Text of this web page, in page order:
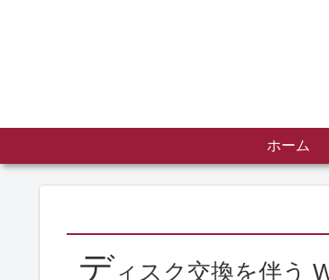
ホーム
ディスク交換を伴う